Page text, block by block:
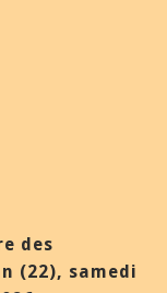
des
(22), samedi